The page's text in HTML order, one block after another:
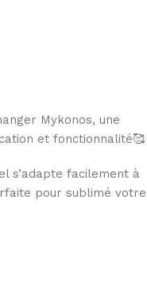
Mykonos, une
et fonctionnalité🥰
s’adapte facilement à
pour sublimé votre